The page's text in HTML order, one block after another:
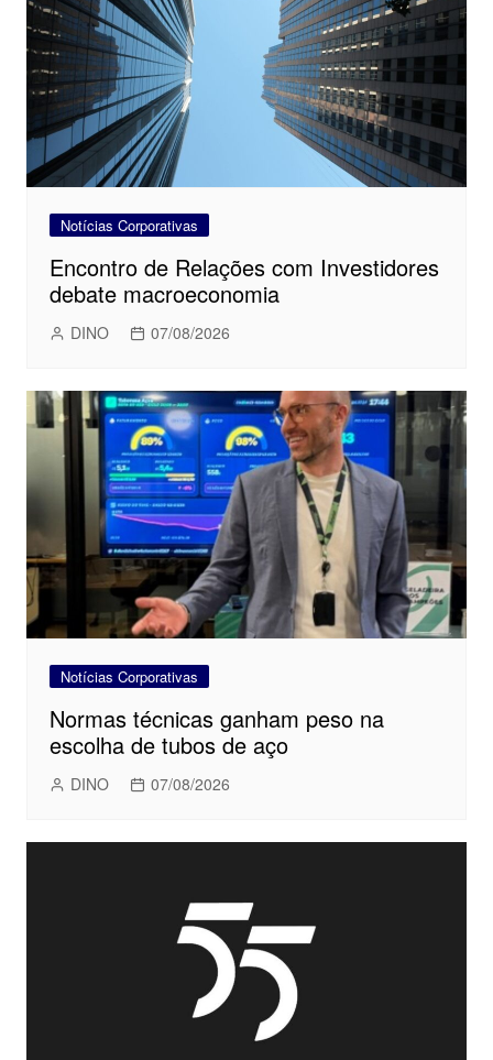
Notícias Corporativas
Encontro de Relações com Investidores
debate macroeconomia
DINO 07/08/2026
Notícias Corporativas
Normas técnicas ganham peso na
escolha de tubos de aço
DINO 07/08/2026